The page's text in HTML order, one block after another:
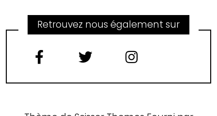
Retrouvez nous également sur